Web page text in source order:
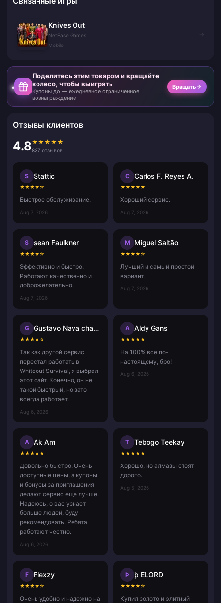
Knives Out
NetEase Games
Mobile
→
Поделитесь этим товаром и вращайте
колесо, чтобы выиграть
Купоны до — ежедневное ограниченное
вознаграждение
Вращать
Отзывы клиентов
4.8★ ★ ★ ★ ★
837 отзывов
S Stattic
★★★★☆
Быстрое обслуживание.
Aug 7, 2026
C Carlos F. Reyes A.
★★★★★
Хороший сервис.
Aug 7, 2026
S sean Faulkner
★★★★☆
Эффективно и быстро.
Работают качественно и
доброжелательно.
Aug 7, 2026
M Miguel Saltão
★★★★☆
Лучший и самый простой
вариант.
Aug 7, 2026
G Gustavo Nava chavez
★★★★☆
Так как другой сервис
перестал работать в
Whiteout Survival, я выбрал
этот сайт. Конечно, он не
такой быстрый, но зато
всегда работает.
Aug 6, 2026
A Aldy Gans
★★★★★
На 100% все по-
настоящему, бро!
Aug 6, 2026
A Ak Am
★★★★★
Довольно быстро. Очень
доступные цены, а купоны
и бонусы за приглашения
делают сервис еще лучше.
Надеюсь, о вас узнает
больше людей, буду
рекомендовать. Ребята
работают честно.
Aug 6, 2026
T Tebogo Teekay
★★★★★
Хорошо, но алмазы стоят
дорого.
Aug 5, 2026
F Flexzy
★★★★☆
Очень удобно и надежно на
Þ þ ELORD
★★★★☆
Купил золото и элитный